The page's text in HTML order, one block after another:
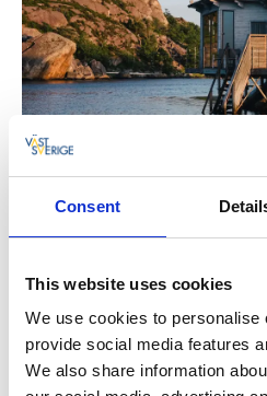
Consent
This website uses cookies
We use cookies to personalise
provide social media features
We also share information
Et andet alternativ er at bo
Marina, omgivet af